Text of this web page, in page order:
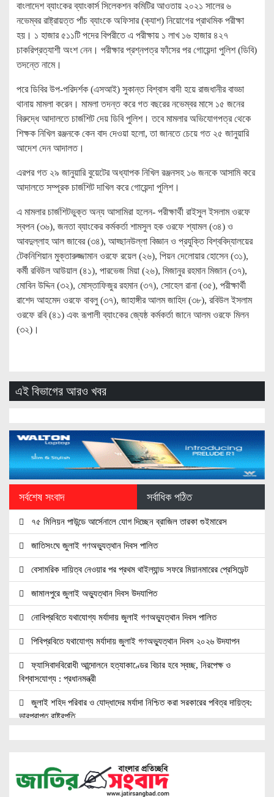
বাংলাদেশ ব্যাংকের ব্যাংকার্স সিলেকশন কমিটির আওতায় ২০২১ সালের ৬
নভেম্বর রাষ্ট্রায়ত্ত পাঁচ ব্যাংকে অফিসার (ক্যাশ) নিয়োগের প্রাথমিক পরীক্ষা
হয়। ১ হাজার ৫১১টি পদের বিপরীতে এ পরীক্ষায় ১ লাখ ১৬ হাজার ৪২৭
চাকরিপ্রত্যাশী অংশ নেন। পরীক্ষার প্রশ্নপত্র ফাঁসের পর গোয়েন্দা পুলিশ (ডিবি)
তদন্তে নামে।
পরে ডিবির উপ-পরিদর্শক (এসআই) সুকান্ত বিশ্বাস বাদী হয়ে রাজধানীর বাড্ডা
থানায় মামলা করেন। মামলা তদন্ত করে গত বছরের নভেম্বর মাসে ১৫ জনের
বিরুদ্ধে আদালতে চার্জশিট দেয় ডিবি পুলিশ। তবে মামলার অভিযোগপত্র থেকে
শিক্ষক নিখিল রঞ্জনকে কেন বাদ দেওয়া হলো, তা জানতে চেয়ে গত ২৫ জানুয়ারি
আদেশ দেন আদালত।
এরপর গত ২৯ জানুয়ারি বুয়েটের অধ্যাপক নিখিল রঞ্জনসহ ১৬ জনকে আসামি করে
আদালতে সম্পূরক চার্জশিট দাখিল করে গোয়েন্দা পুলিশ।
এ মামলার চার্জশিটভুক্ত অন্য আসামিরা হলেন- পরীক্ষার্থী রাইসুল ইসলাম ওরফে
স্বপন (৩৬), জনতা ব্যাংকের কর্মকর্তা শামসুল হক ওরফে শ্যামল (৩৪) ও
আবদুল্লাহ আল জাবের (৩৪), আহ্ছানউল্লা বিজ্ঞান ও প্রযুক্তি বিশ্ববিদ্যালয়ের
টেকনিশিয়ান মুক্তারুজ্জামান ওরফে রয়েল (২৬), পিয়ন দেলোয়ার হোসেন (৩১),
কর্মী রবিউল আউয়াল (৪১), পারভেজ মিয়া (২৬), মিজানুর রহমান মিজান (৩৭),
মোবিন উদ্দিন (৩২), মোস্তাফিজুর রহমান (৩৭), সোহেল রানা (৩৫), পরীক্ষার্থী
রাশেদ আহমেদ ওরফে বাবলু (৩৭), জাহাঙ্গীর আলম জাহিদ (৩৮), রবিউল ইসলাম
ওরফে রবি (৪১) এবং রূপালী ব্যাংকের জ্যেষ্ঠ কর্মকর্তা জানে আলম ওরফে মিলন
(৩২)।
এই বিভাগের আরও খবর
সর্বশেষ সংবাদ সর্বাধিক পঠিত
৭৫ মিলিয়ন পাউন্ডে আর্সেনালে যোগ দিচ্ছেন ব্রাজিল তারকা গুইমারেস
জাতিসংঘে জুলাই গণঅভ্যুত্থান দিবস পালিত
বেসামরিক দায়িত্ব নেওয়ার পর প্রথম থাইল্যান্ড সফরে মিয়ানমারের প্রেসিডেন্ট
জামালপুরে জুলাই অভ্যুত্থান দিবস উদযাপিত
নোবিপ্রবিতে যথাযোগ্য মর্যাদায় জুলাই গণঅভ্যুত্থান দিবস পালিত
পিবিপ্রবিতে যথাযোগ্য মর্যাদায় জুলাই গণঅভ্যুত্থান দিবস ২০২৬ উদযাপন
ফ্যাসিবাদবিরোধী আন্দোলনে হত্যাকাণ্ডের বিচার হবে স্বচ্ছ, নিরপেক্ষ ও
বিশ্বাসযোগ্য : প্রধানমন্ত্রী
জুলাই শহিদ পরিবার ও যোদ্ধাদের মর্যাদা নিশ্চিত করা সরকারের পবিত্র দায়িত্ব:
ভারপ্রাপ্ত রাষ্ট্রপতি
উচ্চশিক্ষার দ্বার খুলতে ‘ওভারসীজ এডুকেয়ার’ ও ‘এডু উইংস হাব’-এর নতুন
যাত্রা